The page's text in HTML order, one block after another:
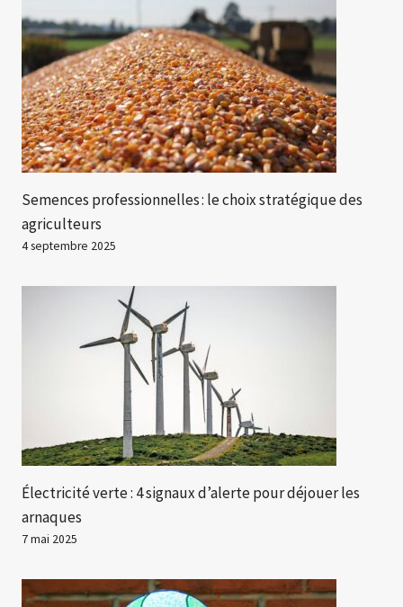
Semences professionnelles : le choix stratégique des
agriculteurs
4 septembre 2025
Électricité verte : 4 signaux d’alerte pour déjouer les
arnaques
7 mai 2025